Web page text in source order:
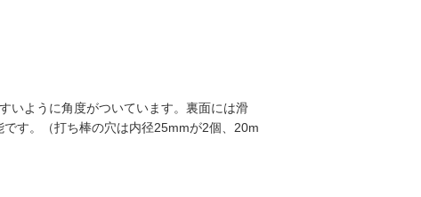
いように角度がついています。裏面には滑
す。（打ち棒の穴は内径25mmが2個、20m